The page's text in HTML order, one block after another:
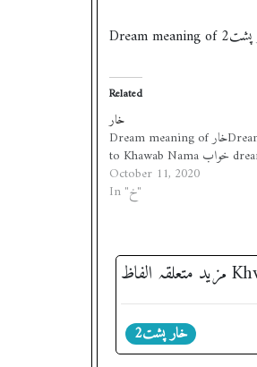
Related
خار
Dream meaning of خارDream interpretation of Thorn refer
October 11, 2020
In "خ"
خار پشت2